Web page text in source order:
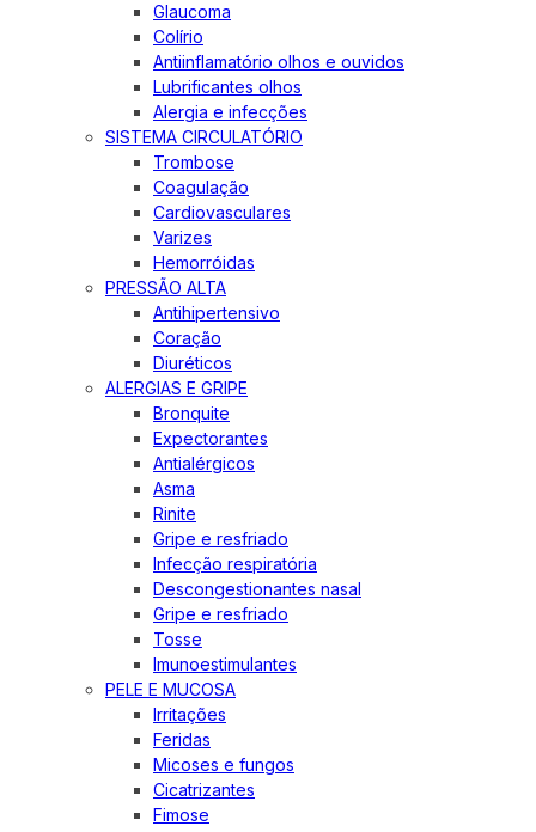
Glaucoma
Colírio
Antiinflamatório olhos e ouvidos
Lubrificantes olhos
Alergia e infecções
SISTEMA CIRCULATÓRIO
Trombose
Coagulação
Cardiovasculares
Varizes
Hemorróidas
PRESSÃO ALTA
Antihipertensivo
Coração
Diuréticos
ALERGIAS E GRIPE
Bronquite
Expectorantes
Antialérgicos
Asma
Rinite
Gripe e resfriado
Infecção respiratória
Descongestionantes nasal
Gripe e resfriado
Tosse
Imunoestimulantes
PELE E MUCOSA
Irritações
Feridas
Micoses e fungos
Cicatrizantes
Fimose